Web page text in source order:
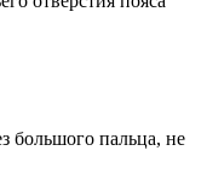
большого пальца, не